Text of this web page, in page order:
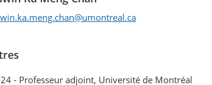
- Professeur adjoint, Université de Montréal